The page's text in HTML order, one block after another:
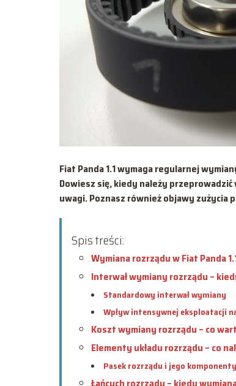
Fiat Panda 1.1 wymaga regularnej
Dowiesz się, kiedy należy
uwagi. Poznasz również objawy zużycia
Spis treści:
Wymiana rozrządu w Fiat Panda
Interwał wymiany rozrządu –
Standardowy interwał wymiany
Wpływ intensywnej eksploatacji
Koszt wymiany rozrządu – co
Elementy układu rozrządu – co
Pasek rozrządu i jego komponenty